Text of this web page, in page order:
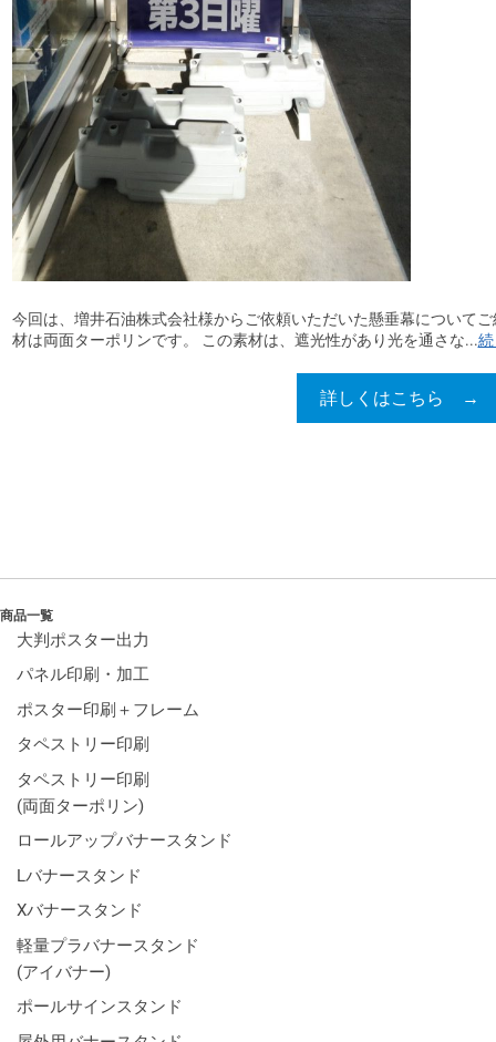
今回は、増井石油株式会社様からご依頼いただいた懸垂幕について
材は両面ターポリンです。 この素材は、遮光性があり光を通さな...
詳しくはこちら →
商品一覧
大判ポスター出力
パネル印刷・加工
ポスター印刷＋フレーム
タペストリー印刷
タペストリー印刷
(両面ターポリン)
ロールアップバナースタンド
Lバナースタンド
Xバナースタンド
軽量プラバナースタンド
(アイバナー)
ポールサインスタンド